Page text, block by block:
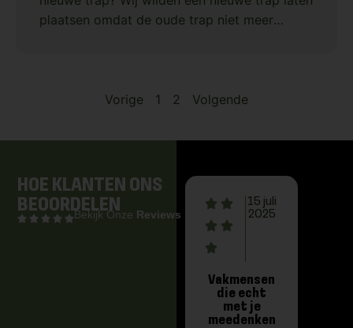
plaatsen omdat de oude trap niet meer
Vorige 1 2 Volgende
HOE KLANTEN ONS
BEOORDELEN
Bekijk Onze Reviews
15 juli
2025
Vakmensen
die echt
met je
meedenken